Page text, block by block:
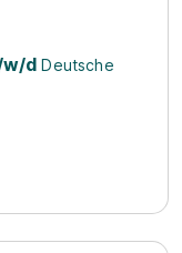
w/d Deutsche